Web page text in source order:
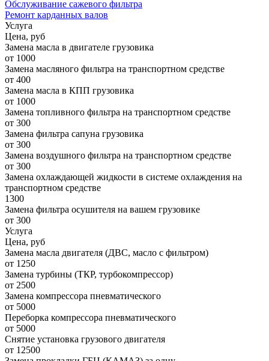
Обслуживание сажевого фильтра
Ремонт карданных валов
Услуга
Цена, руб
Замена масла в двигателе грузовика
от 1000
Замена масляного фильтра на транспортном средстве
от 400
Замена масла в КПП грузовика
от 1000
Замена топливного фильтра на транспортном средстве
от 300
Замена фильтра сапуна грузовика
от 300
Замена воздушного фильтра на транспортном средстве
от 300
Замена охлаждающей жидкости в системе охлаждения на
транспортном средстве
1300
Замена фильтра осушителя на вашем грузовике
от 300
Услуга
Цена, руб
Замена масла двигателя (ДВС, масло с фильтром)
от 1250
Замена турбины (ТКР, турбокомпрессор)
от 2500
Замена компрессора пневматического
от 5000
Переборка компрессора пневматического
от 5000
Снятие установка грузового двигателя
от 12500